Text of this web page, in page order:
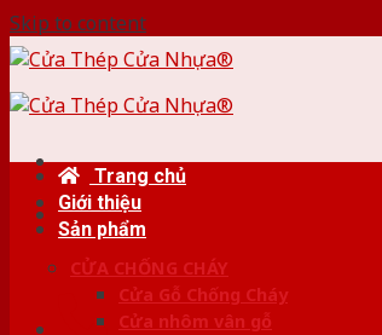
Skip to content
Trang chủ
Giới thiệu
Sản phẩm
CỬA CHỐNG CHÁY
Cửa Gỗ Chống Cháy
Cửa nhôm vân gỗ